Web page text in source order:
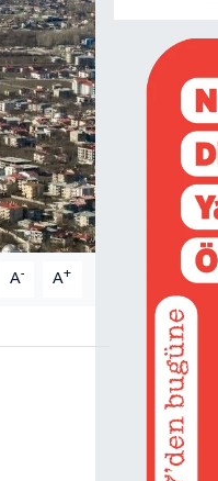
A- A+